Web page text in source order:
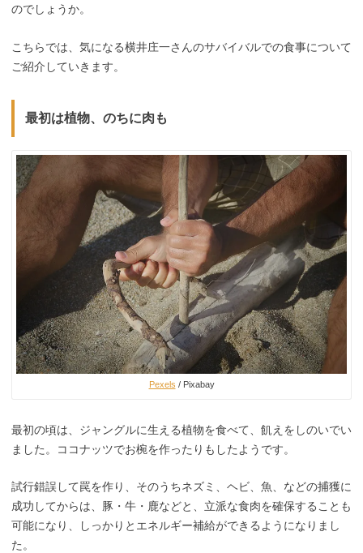
のでしょうか。
こちらでは、気になる横井庄一さんのサバイバルでの食事について
ご紹介していきます。
最初は植物、のちに肉も
Pexels / Pixabay
最初の頃は、ジャングルに生える植物を食べて、飢えをしのいでい
ました。ココナッツでお椀を作ったりもしたようです。
試行錯誤して罠を作り、そのうちネズミ、ヘビ、魚、などの捕獲に
成功してからは、豚・牛・鹿などと、立派な食肉を確保することも
可能になり、しっかりとエネルギー補給ができるようになりまし
た。